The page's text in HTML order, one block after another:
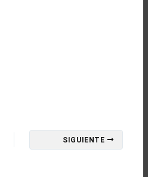
SIGUIENTE